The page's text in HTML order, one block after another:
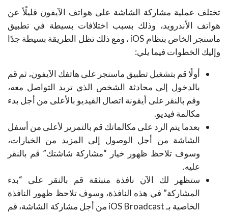
تختلف عملية مشاركة الشاشة على هواتف الآيفون قليلًأ عن
هواتف الأندرويد، وذلك بسبب اختلافات بسيطة في تطبيق
ماسنجر الخاص بنظام iOS ، ومع ذلك تظل الطريقة بسيطة جدًا
وإليك الخطوات فيما يلي:
أولًا قم بتشغيل تطبيق ماسنجر على هاتفك الآيفون، ثم قم
بالدخول إلى محادثة الشخص الذي تريد التواصل معه،
وقم بالنقر على أيقونة اتصال الفيديو بالأعلى من أجل بدء
مكالمة فيديو.
بعدما يتم الرد على مكالماتك قم بالتمرير لأعلى من أسفل
الشاشة من أجل الوصول إلى المزيد من الخيارات،
وسوف تلاحظ ظهور خيار “مشاركة شاشتك” قم بالنقر
عليه.
ستظهر لك الآن نافذة منبثقة قم بالنقر على “بدء
المشاركة” في هذه النافذة، وسوف تلاحظ ظهور النافذة
الخاصية بـ iOS Broadcast من أجل مشاركة الشاشة، قم